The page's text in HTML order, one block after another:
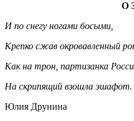
О
И по снегу ногами босыми,
Крепко сжав окровавленный
Как на трон, партизанка
На скрипящий взошла эшафот.
Юлия Друнина